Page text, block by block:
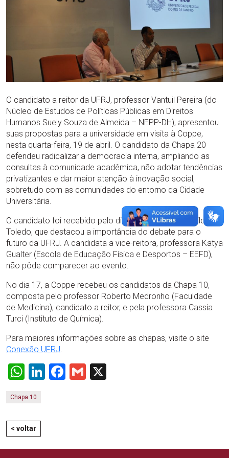
O candidato a reitor da UFRJ, professor Vantuil Pereira (do
Núcleo de Estudos de Políticas Públicas em Direitos
Humanos Suely Souza de Almeida – NEPP-DH), apresentou
suas propostas para a universidade em visita à Coppe,
nesta quarta-feira, 19 de abril. O candidato da Chapa 20
defendeu radicalizar a democracia interna, ampliando as
consultas à comunidade acadêmica, não adotar tendências
privatizantes e dar maior atenção à inovação social,
sobretudo com as comunidades do entorno da Cidade
Universitária.
O candidato foi recebido pelo diretor da Coppe, Romildo
Toledo, que destacou a importância do debate para o
futuro da UFRJ. A candidata a vice-reitora, professora Katya
Gualter (Escola de Educação Física e Desportos – EEFD),
não pôde comparecer ao evento.
No dia 17, a Coppe recebeu os candidatos da Chapa 10,
composta pelo professor Roberto Medronho (Faculdade
de Medicina), candidato a reitor, e pela professora Cassia
Turci (Instituto de Química).
Para maiores informações sobre as chapas, visite o site
Conexão UFRJ.
WhatsApp
LinkedIn
Facebook
Gmail
Chapa 10
< voltar